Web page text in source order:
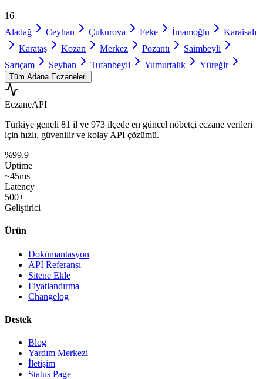
16
Aladağ
Ceyhan Çukurova Feke İmamoğlu
Karaisalı
Karataş
Kozan Merkez Pozantı
Saimbeyli
Sarıçam
Seyhan Tufanbeyli Yumurtalık Yüreğir
Tüm AdanaEczaneleri
EczaneAPI
Türkiye geneli 81 il ve 973 ilçede en güncel nöbetçi eczane verileri
için hızlı, güvenilir ve kolay API çözümü.
%99.9
Uptime
~45ms
Latency
500+
Geliştirici
Ürün
Dokümantasyon
API Referansı
Sitene Ekle
Fiyatlandırma
Changelog
Destek
Blog
Yardım Merkezi
İletişim
Status Page